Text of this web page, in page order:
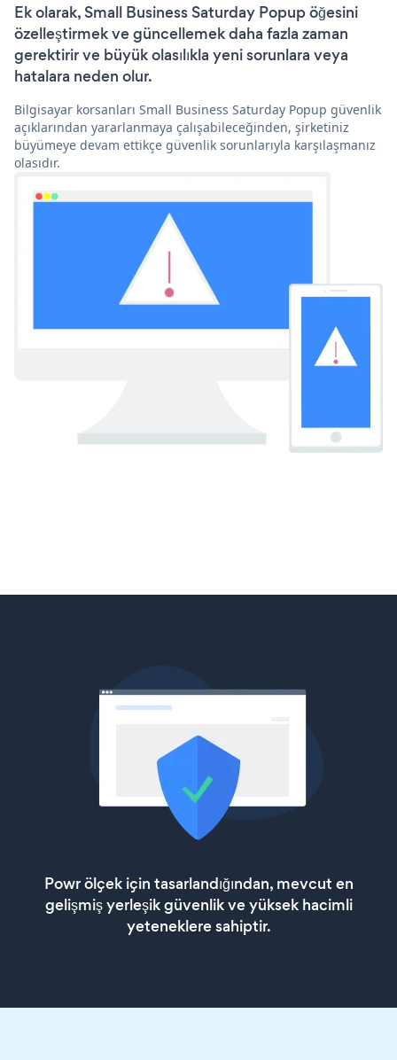
Ek olarak, Small Business Saturday Popup öğesini
özelleştirmek ve güncellemek daha fazla zaman
gerektirir ve büyük olasılıkla yeni sorunlara veya
hatalara neden olur.
Bilgisayar korsanları Small Business Saturday Popup güvenlik
açıklarından yararlanmaya çalışabileceğinden, şirketiniz
büyümeye devam ettikçe güvenlik sorunlarıyla karşılaşmanız
olasıdır.
Powr ölçek için tasarlandığından, mevcut en
gelişmiş yerleşik güvenlik ve yüksek hacimli
yeteneklere sahiptir.